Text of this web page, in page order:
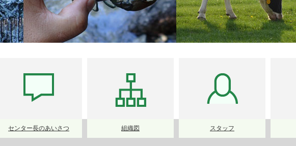
センター長のあいさつ 組織図 スタッフ